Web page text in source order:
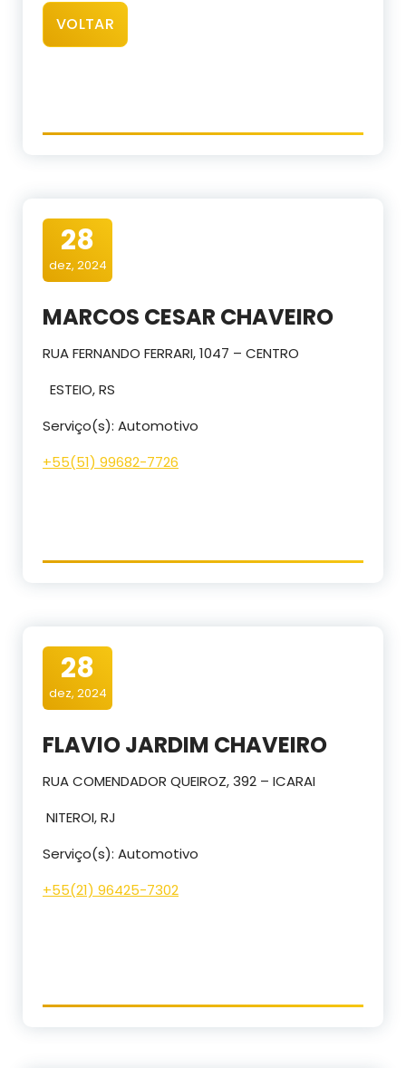
VOLTAR
28
dez, 2024
MARCOS CESAR CHAVEIRO
RUA FERNANDO FERRARI, 1047 – CENTRO
ESTEIO, RS
Serviço(s): Automotivo
+55(51) 99682-7726
28
dez, 2024
FLAVIO JARDIM CHAVEIRO
RUA COMENDADOR QUEIROZ, 392 – ICARAI
NITEROI, RJ
Serviço(s): Automotivo
+55(21) 96425-7302